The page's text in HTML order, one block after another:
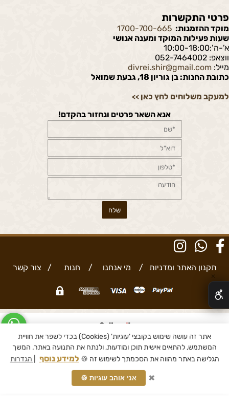
פרטי התקשרות
מוקד ההזמנות: 1700-700-665
שעות פעילות המוקד ומענה אנושי
א’-ה’:10:00-18:00
ווצאפ: 052-7464002
מייל: divrei.shir@gmail.com
כתובת החנות: בן גוריון 18, גבעת שמואל
למעקב משלוחים לחץ כאן >>
אנא השאר פרטים ונחזור בהקדם!
תקנון האתר ומדניות / מי אנחנו / חנות / צור קשר
בניית אתרים
✕
אתר זה עושה שימוש בקובצי 'עוגיות' (Cookies) בכדי לשפר את חוויית
המשתמש, להתאים אישית תוכן ומודעות, ולנתח את התנועה באתר. המשך
הגלישה באתר מהווה את הסכמתך לשימוש זה 🍪למידע נוסף | הגדרות
אני אוהב עוגיות 🍪 ✖